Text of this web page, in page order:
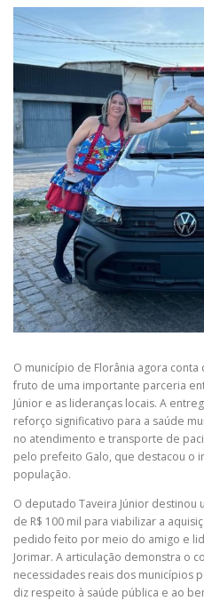
O município de Florânia agora conta
fruto de uma importante parceria
Júnior e as lideranças locais. A
reforço significativo para a saúde
no atendimento e transporte de
pelo prefeito Galo, que destacou o
população.
O deputado Taveira Júnior
de R$ 100 mil para viabilizar a
pedido feito por meio do amigo e
Jorimar. A articulação demonstra o
necessidades reais dos municípios
diz respeito à saúde pública e ao